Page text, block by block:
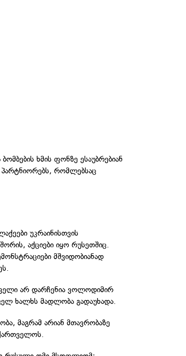
ხმის ფონზე ესაუბრებიან
რომლებსაც
უკრაინისთვის
აქციები იყო რუსეთშიც.
მშვიდობიანად
არ დარჩენია ვოლოდიმირ
ხალხს მადლობა გადაუხადა.
მაგრამ არიან მთავრობაზე